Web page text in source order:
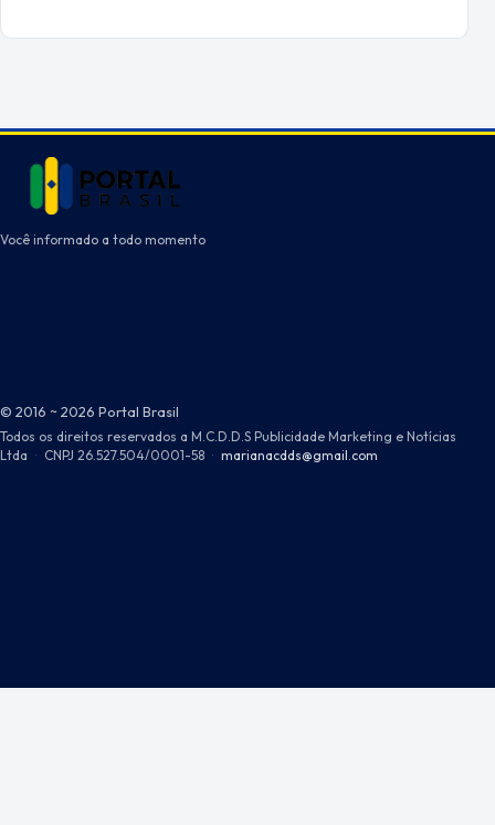
Você informado a todo momento
© 2016 ~ 2026 Portal Brasil
Todos os direitos reservados a M.C.D.D.S Publicidade Marketing e Notícias
Ltda · CNPJ 26.527.504/0001-58 · marianacdds@gmail.com